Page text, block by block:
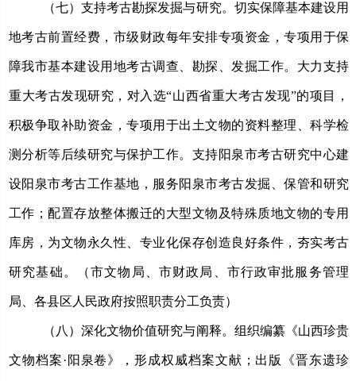
（七）支持考古勘探发掘与研究。 切实保障基本建设用
地考古前置经费，市级财政每年安排专项资金，专项用于保
障我市基本建设用地考古调查、勘探、发掘工作。 大力支持
重大考古发现研究，对入选“山西省重大考古发现”的项目，
积极争取补助资金，专项用于出土文物的资料整理、科学检
测分析等后续研究与保护工作。支持阳泉市考古研究中心建
设阳泉市考古工作基地，服务阳泉市考古发掘、保管和研究
工作；配置存放整体搬迁的大型文物及特殊质地文物的专用
库房，为文物永久性、专业化保存创造良好条件，夯实考古
研究基础。（市文物局、市财政局、市行政审批服务管理
局、各县区人民政府按照职责分工负责）
（八）深化文物价值研究与阐释。 组织编纂《山西珍贵
文物档案·阳泉卷》，形成权威档案文献；出版《晋东遗珍